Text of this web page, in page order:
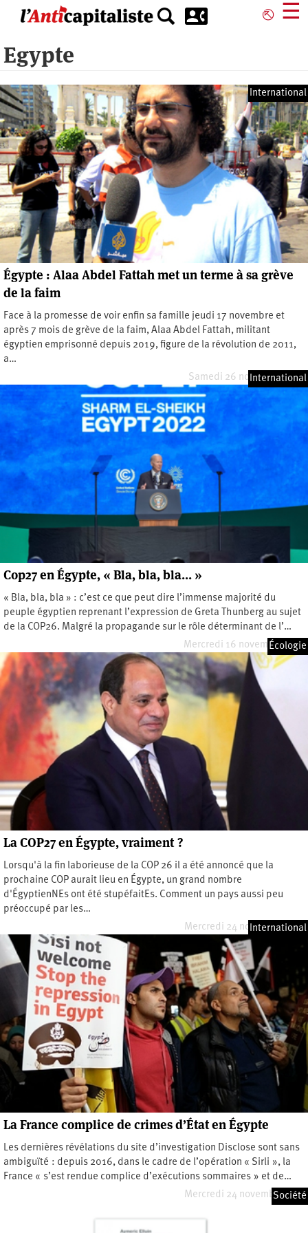
principal
⎋ ☰
Egypte
International
Égypte : Alaa Abdel Fattah met un terme à sa grève
de la faim
Face à la promesse de voir enfin sa famille jeudi 17 novembre et
après 7 mois de grève de la faim, Alaa Abdel Fattah, militant
égyptien emprisonné depuis 2019, figure de la révolution de 2011,
a…
Samedi 26 novembre 2022
International
Cop27 en Égypte, « Bla, bla, bla… »
« Bla, bla, bla » : c’est ce que peut dire l’immense majorité du
peuple égyptien reprenant l’expression de Greta Thunberg au sujet
de la COP26. Malgré la propagande sur le rôle déterminant de l’…
Mercredi 16 novembre 2022
Écologie
La COP27 en Égypte, vraiment ?
Lorsqu'à la fin laborieuse de la COP 26 il a été annoncé que la
prochaine COP aurait lieu en Égypte, un grand nombre
d'ÉgyptienNEs ont été stupéfaitEs. Comment un pays aussi peu
préoccupé par les…
Mercredi 24 novembre 2021
International
La France complice de crimes d’État en Égypte
Les dernières révélations du site d’investigation Disclose sont sans
ambiguïté : depuis 2016, dans le cadre de l’opération « Sirli », la
France « s’est rendue complice d’exécutions sommaires » et de…
Mercredi 24 novembre 2021
Société